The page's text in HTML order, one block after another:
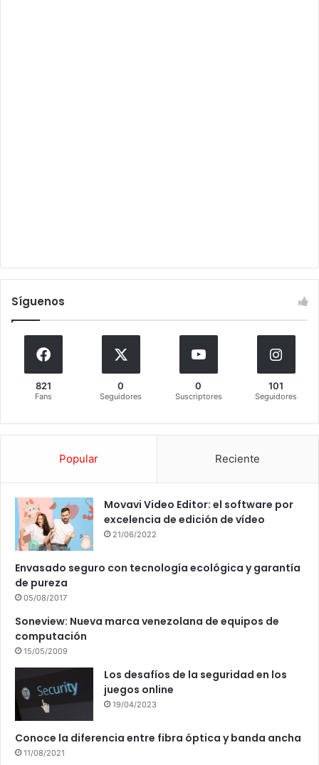
Síguenos
821
Fans
0
Seguidores
0
Suscriptores
101
Seguidores
Popular Reciente
Movavi Video Editor: el software por
excelencia de edición de vídeo
21/06/2022
Envasado seguro con tecnología ecológica y garantía
de pureza
05/08/2017
Soneview: Nueva marca venezolana de equipos de
computación
15/05/2009
Los desafíos de la seguridad en los
juegos online
19/04/2023
Conoce la diferencia entre fibra óptica y banda ancha
11/08/2021